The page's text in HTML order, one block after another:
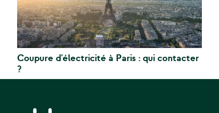
Coupure d'électricité à Paris : qui contacter
?